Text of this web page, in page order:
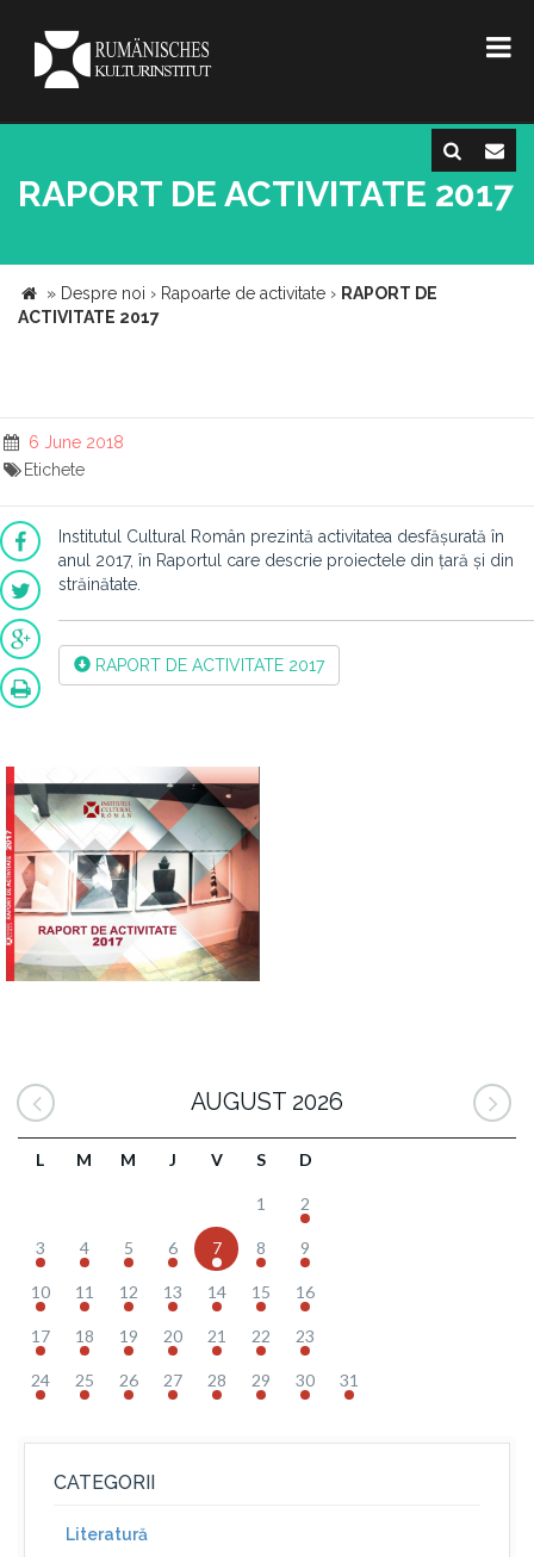
RAPORT DE ACTIVITATE 2017
» Despre noi › Rapoarte de activitate › RAPORT DE
ACTIVITATE 2017
6 June 2018
Etichete
Institutul Cultural Român prezintă activitatea desfășurată în
anul 2017, în Raportul care descrie proiectele din țară și din
străinătate.
RAPORT DE ACTIVITATE 2017
AUGUST 2026
L M M J V S D
1 2
3 4 5 6 7 8 9
10 11 12 13 14 15 16
17 18 19 20 21 22 23
24 25 26 27 28 29 30 31
CATEGORII
Literatură